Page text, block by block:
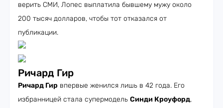
верить СМИ, Лопес выплатила бывшему мужу около
200 тысяч долларов, чтобы тот отказался от
публикации.
Ричард Гир
Ричард Гир впервые женился лишь в 42 года. Его
избранницей стала супермодель Синди Кроуфорд,